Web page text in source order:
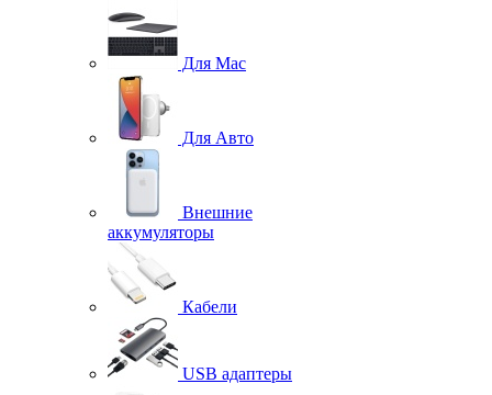
Для Mac
Для Авто
Внешние
аккумуляторы
Кабели
USB адаптеры